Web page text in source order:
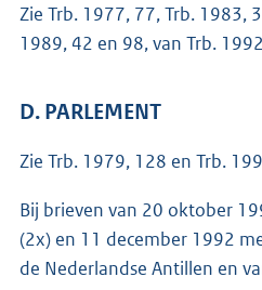
Zie Trb. 1977, 77, Trb. 1983,
1989, 42 en 98, van Trb.
D. PARLEMENT
Zie Trb. 1979, 128 en Trb.
Bij brieven van 20 oktober
(2x) en 11 december 1992
de Nederlandse Antillen en